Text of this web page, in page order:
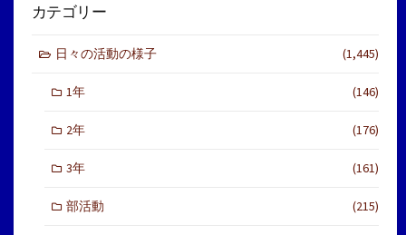
カテゴリー
日々の活動の様子 (1,445)
1年 (146)
2年 (176)
3年 (161)
部活動 (215)